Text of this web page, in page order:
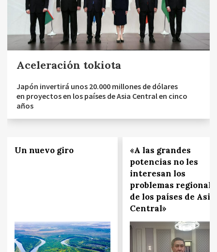
Aceleración tokiota
Japón invertirá unos 20.000 millones de dólares
en proyectos en los países de Asia Central en cinco
años
Un nuevo giro
«A las grandes
potencias no les
interesan los
problemas
de los países de Asia
Central»